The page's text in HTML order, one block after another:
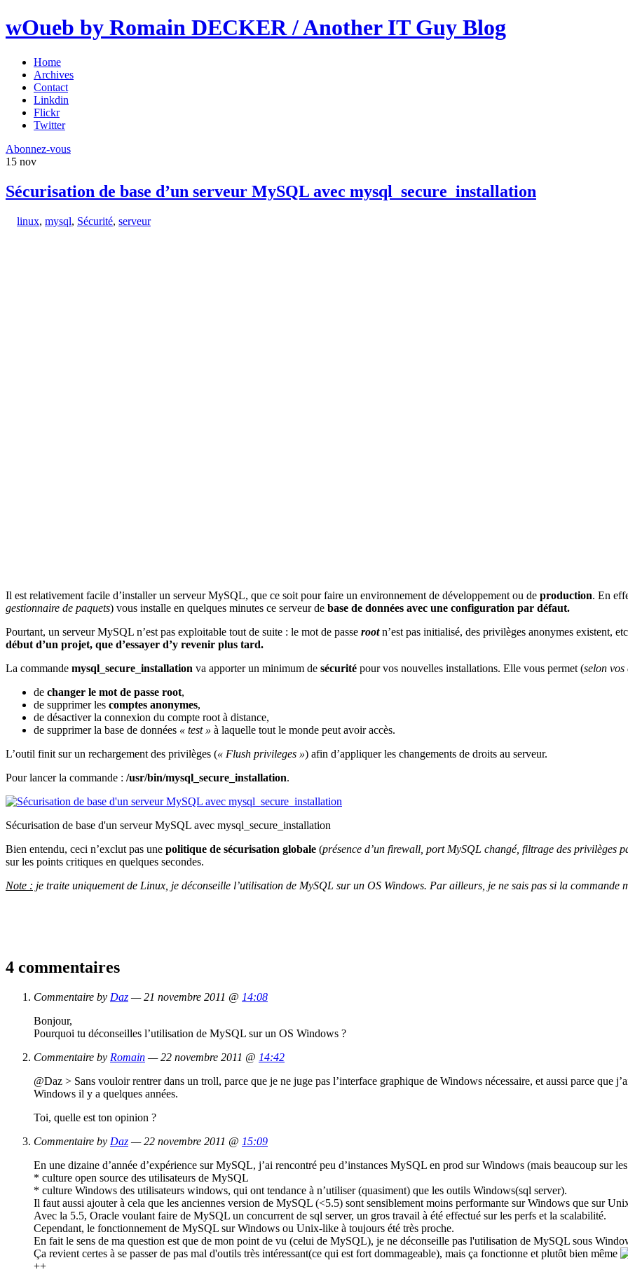
wOueb by Romain DECKER / Another IT Guy Blog
Home
Archives
Contact
Linkdin
Flickr
Twitter
Abonnez-vous
15 nov
Sécurisation de base d’un serveur MySQL avec mysql_secure_installation
linux, mysql, Sécurité, serveur
Il est relativement facile d’installer un serveur MySQL, que ce soit pour faire un environnement de développement ou de production. En
gestionnaire de paquets) vous installe en quelques minutes ce serveur de base de données avec une configuration par défaut.
Pourtant, un serveur MySQL n’est pas exploitable tout de suite : le mot de passe rootn’est pas initialisé, des privilèges anonymes existent,
début d’un projet, que d’essayer d’y revenir plus tard.
La commande mysql_secure_installation va apporter un minimum de sécurité pour vos nouvelles installations. Elle vous permet (selon vos
de changer le mot de passe root,
de supprimer les comptes anonymes,
de désactiver la connexion du compte root à distance,
de supprimer la base de données « test » à laquelle tout le monde peut avoir accès.
L’outil finit sur un rechargement des privilèges (« Flush privileges ») afin d’appliquer les changements de droits au serveur.
Pour lancer la commande : /usr/bin/mysql_secure_installation.
Sécurisation de base d'un serveur MySQL avec mysql_secure_installation
Bien entendu, ceci n’exclut pas une politique de sécurisation globale (présence d’un firewall, port MySQL changé, filtrage des privilèges
sur les points critiques en quelques secondes.
Note : je traite uniquement de Linux, je déconseille l’utilisation de MySQL sur un OS Windows. Par ailleurs, je ne sais pas si la commande
4 commentaires
Commentaire by Daz — 21 novembre 2011 @ 14:08
Bonjour,
Pourquoi tu déconseilles l’utilisation de MySQL sur un OS Windows ?
Commentaire by Romain — 22 novembre 2011 @ 14:42
@Daz > Sans vouloir rentrer dans un troll, parce que je ne juge pas l’interface graphique de Windows nécessaire, et aussi parce que
Windows il y a quelques années.
Toi, quelle est ton opinion ?
Commentaire by Daz — 22 novembre 2011 @ 15:09
En une dizaine d’année d’expérience sur MySQL, j’ai rencontré peu d’instances MySQL en prod sur Windows (mais beaucoup sur
* culture open source des utilisateurs de MySQL
* culture Windows des utilisateurs windows, qui ont tendance à n’utiliser (quasiment) que les outils Windows(sql server).
Il faut aussi ajouter à cela que les anciennes version de MySQL (<5.5) sont sensiblement moins performante sur Windows que sur
Avec la 5.5, Oracle voulant faire de MySQL un concurrent de sql server, un gros travail à été effectué sur les perfs et la scalabilité.
Cependant, le fonctionnement de MySQL sur Windows ou Unix-like à toujours été très proche.
En fait le sens de ma question est que de mon point de vu (celui de MySQL), je ne déconseille pas l'utilisation de MySQL sous
Ça revient certes à se passer de pas mal d'outils très intéressant(ce qui est fort dommageable), mais ça fonctionne et plutôt bien même
++